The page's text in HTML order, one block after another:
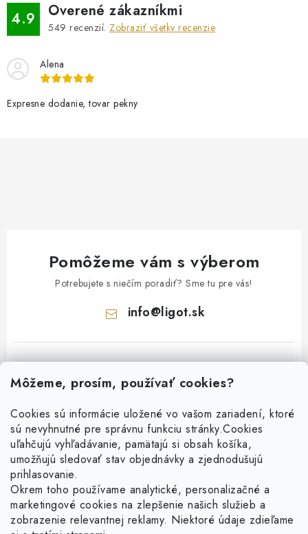
Môžeme, prosím, používať cookies?
Cookies sú informácie uložené vo vašom zariadení, ktoré
sú nevyhnutné pre správnu funkciu stránky.Cookies
uľahčujú vyhľadávanie, pamätajú si obsah košíka,
umožňujú sledovať stav objednávky a zjednodušujú
prihlasovanie.
Okrem toho používame analytické, personalizačné a
marketingové cookies na zlepšenie našich služieb a
zobrazenie relevantnej reklamy. Niektoré údaje zdieľame
4.9 Overené zákazníkmi
549 recenzií. Zobraziť všetky recenzie
Alena
Expresne dodanie, tovar pekny
Pomôžeme vám s výberom
Potrebujete s niečím poradiť? Sme tu pre vás!
info@ligot.sk
Facebook